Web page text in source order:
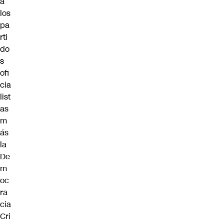
los
pa
rti
do
s
ofi
cia
list
as
m
ás
la
De
m
oc
ra
cia
Cri